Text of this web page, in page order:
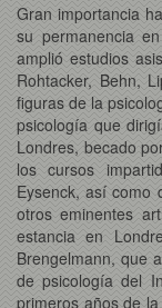
Gran importancia
su permanencia
amplió estudios
Rohtacker, Behn,
figuras de la
psicología que
Londres, becado
los cursos
Eysenck, así como
otros eminentes
estancia en
Brengelmann, que
de psicología del
primeros años de